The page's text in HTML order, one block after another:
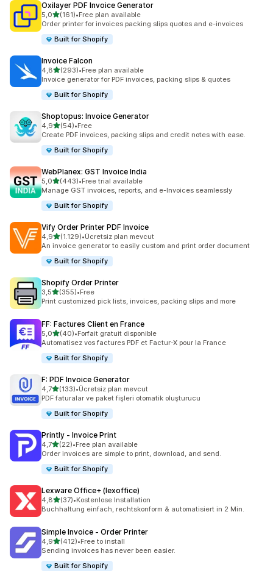
Oxilayer PDF Invoice Generator
5,05 yıldız üzerinden
(161)
toplam 161 değerlendirme
•Free plan available
Order printer for invoices packing slips quotes and e-invoices
Built for Shopify
Invoice Falcon
4,85 yıldız üzerinden
(293)
toplam 293 değerlendirme
•Free plan available
Invoice generator for PDF invoices, packing slips & quotes
Built for Shopify
Shoptopus: Invoice Generator
4,95 yıldız üzerinden
(54)
toplam 54 değerlendirme
•Free
Create PDF invoices, packing slips and credit notes with ease.
Built for Shopify
WebPlanex: GST Invoice India
5,05 yıldız üzerinden
(443)
toplam 443 değerlendirme
•Free trial available
Manage GST invoices, reports, and e-Invoices seamlessly
Built for Shopify
Vify Order Printer PDF Invoice
4,95 yıldız üzerinden
(1.129)
toplam 1129 değerlendirme
•Ücretsiz plan mevcut
An invoice generator to easily custom and print order document
Built for Shopify
Shopify Order Printer
3,55 yıldız üzerinden
(355)
toplam 355 değerlendirme
•Free
Print customized pick lists, invoices, packing slips and more
FF: Factures Client en France
5,05 yıldız üzerinden
(40)
toplam 40 değerlendirme
•Forfait gratuit disponible
Automatisez vos factures PDF et Factur-X pour la France
Built for Shopify
F: PDF Invoice Generator
4,75 yıldız üzerinden
(133)
toplam 133 değerlendirme
•Ücretsiz plan mevcut
PDF faturalar ve paket fişleri otomatik oluşturucu
Built for Shopify
Printly ‑ Invoice Print
4,75 yıldız üzerinden
(22)
toplam 22 değerlendirme
•Free plan available
Order invoices are simple to print, download, and send.
Built for Shopify
Lexware Office+ (lexoffice)
4,85 yıldız üzerinden
(37)
toplam 37 değerlendirme
•Kostenlose Installation
Buchhaltung einfach, rechtskonform & automatisiert in 2 Min.
Simple Invoice ‑ Order Printer
4,95 yıldız üzerinden
(412)
toplam 412 değerlendirme
•Free to install
Sending invoices has never been easier.
Built for Shopify